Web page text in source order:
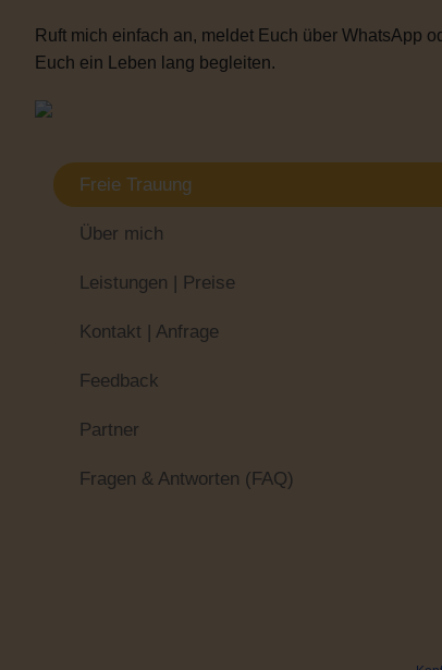
Freie Trauung
Über mich
Leistungen | Preise
Kontakt | Anfrage
Feedback
Partner
Fragen & Antworten (FAQ)
Ruft mich einfach an, meldet Euch über WhatsApp
Euch ein Leben lang begleiten.